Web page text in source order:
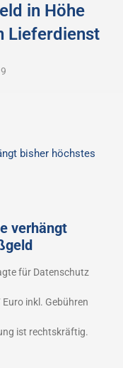
in Höhe
Lieferdienst
bisher höchstes
verhängt
für Datenschutz
inkl. Gebühren
ist rechtskräftig.